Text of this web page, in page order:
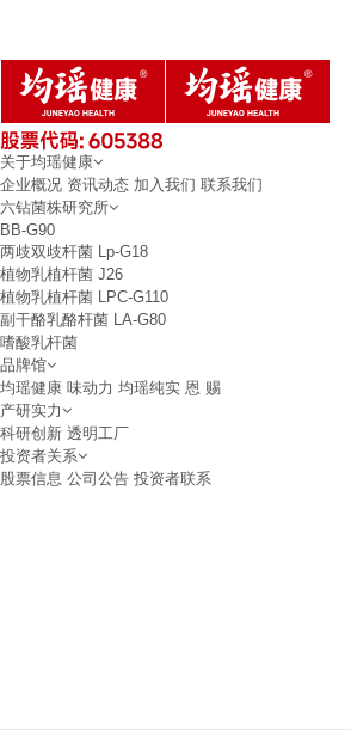
关于均瑶健康
企业概况 资讯动态 加入我们 联系我们
六钻菌株研究所
BB-G90
两歧双歧杆菌 Lp-G18
植物乳植杆菌 J26
植物乳植杆菌 LPC-G110
副干酪乳酪杆菌 LA-G80
嗜酸乳杆菌
品牌馆
均瑶健康 味动力 均瑶纯实 恩 赐
产研实力
科研创新 透明工厂
投资者关系
股票信息 公司公告 投资者联系